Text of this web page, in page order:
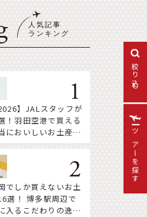
絞り込む
】JALスタッフが
！羽田空港で買える
においしいお土産18
でしか買えないお土
選！ 博多駅周辺で
入るこだわりの逸品
ツアーを探す